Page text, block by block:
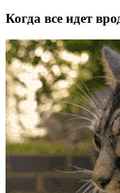
Когда все идет